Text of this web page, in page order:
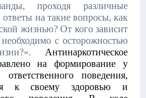
проходя различные
на такие вопросы, как
жизнью? От кого зависит
с осторожностью
Антинаркотическое
на формирование у
ответственного поведения,
к своему здоровью и